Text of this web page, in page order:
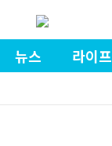
뉴스 라이프